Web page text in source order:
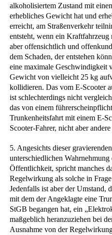
alkoholisiertem Zustand mit
erhebliches Gewicht hat und
erreicht, am Straßenverkehr
entsteht, wenn ein
aber offensichtlich und
dem Schaden, der entstehen
eine maximale Geschwindigkeit
Gewicht von vielleicht 25 kg
kollidieren. Das vom E-Scooter
ist schlechterdings nicht
das von einem
Trunkenheitsfahrt mit einem E-
Scooter-Fahrer, nicht aber
5. Angesichts dieser
unterschiedlichen Wahrnehmung
Öffentlichkeit, spricht manches
Regelwirkung als solche in
Jedenfalls ist aber der Umstand,
mit dem der Angeklagte eine
StGB begangen hat, ein
maßgeblich heranzuziehen bei
Ausnahme von der